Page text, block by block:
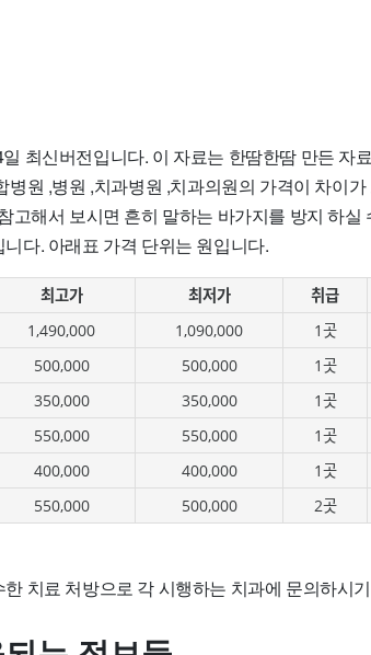
최신버전입니다. 이 자료는 한땀한땀 만든 자
원 ,병원 ,치과병원 ,치과의원의 가격이 차이
고해서 보시면 흔히 말하는 바가지를 방지 하실
다. 아래표 가격 단위는 원입니다.
최고가 최저가 취급
1,490,000 1,090,000 1곳
500,000 500,000 1곳
350,000 350,000 1곳
550,000 550,000 1곳
400,000 400,000 1곳
550,000 500,000 2곳
치료 처방으로 각 시행하는 치과에 문의하시